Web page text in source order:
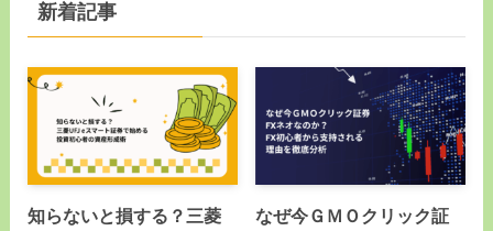
新着記事
知らないと損する？三菱
なぜ今ＧＭＯクリック証